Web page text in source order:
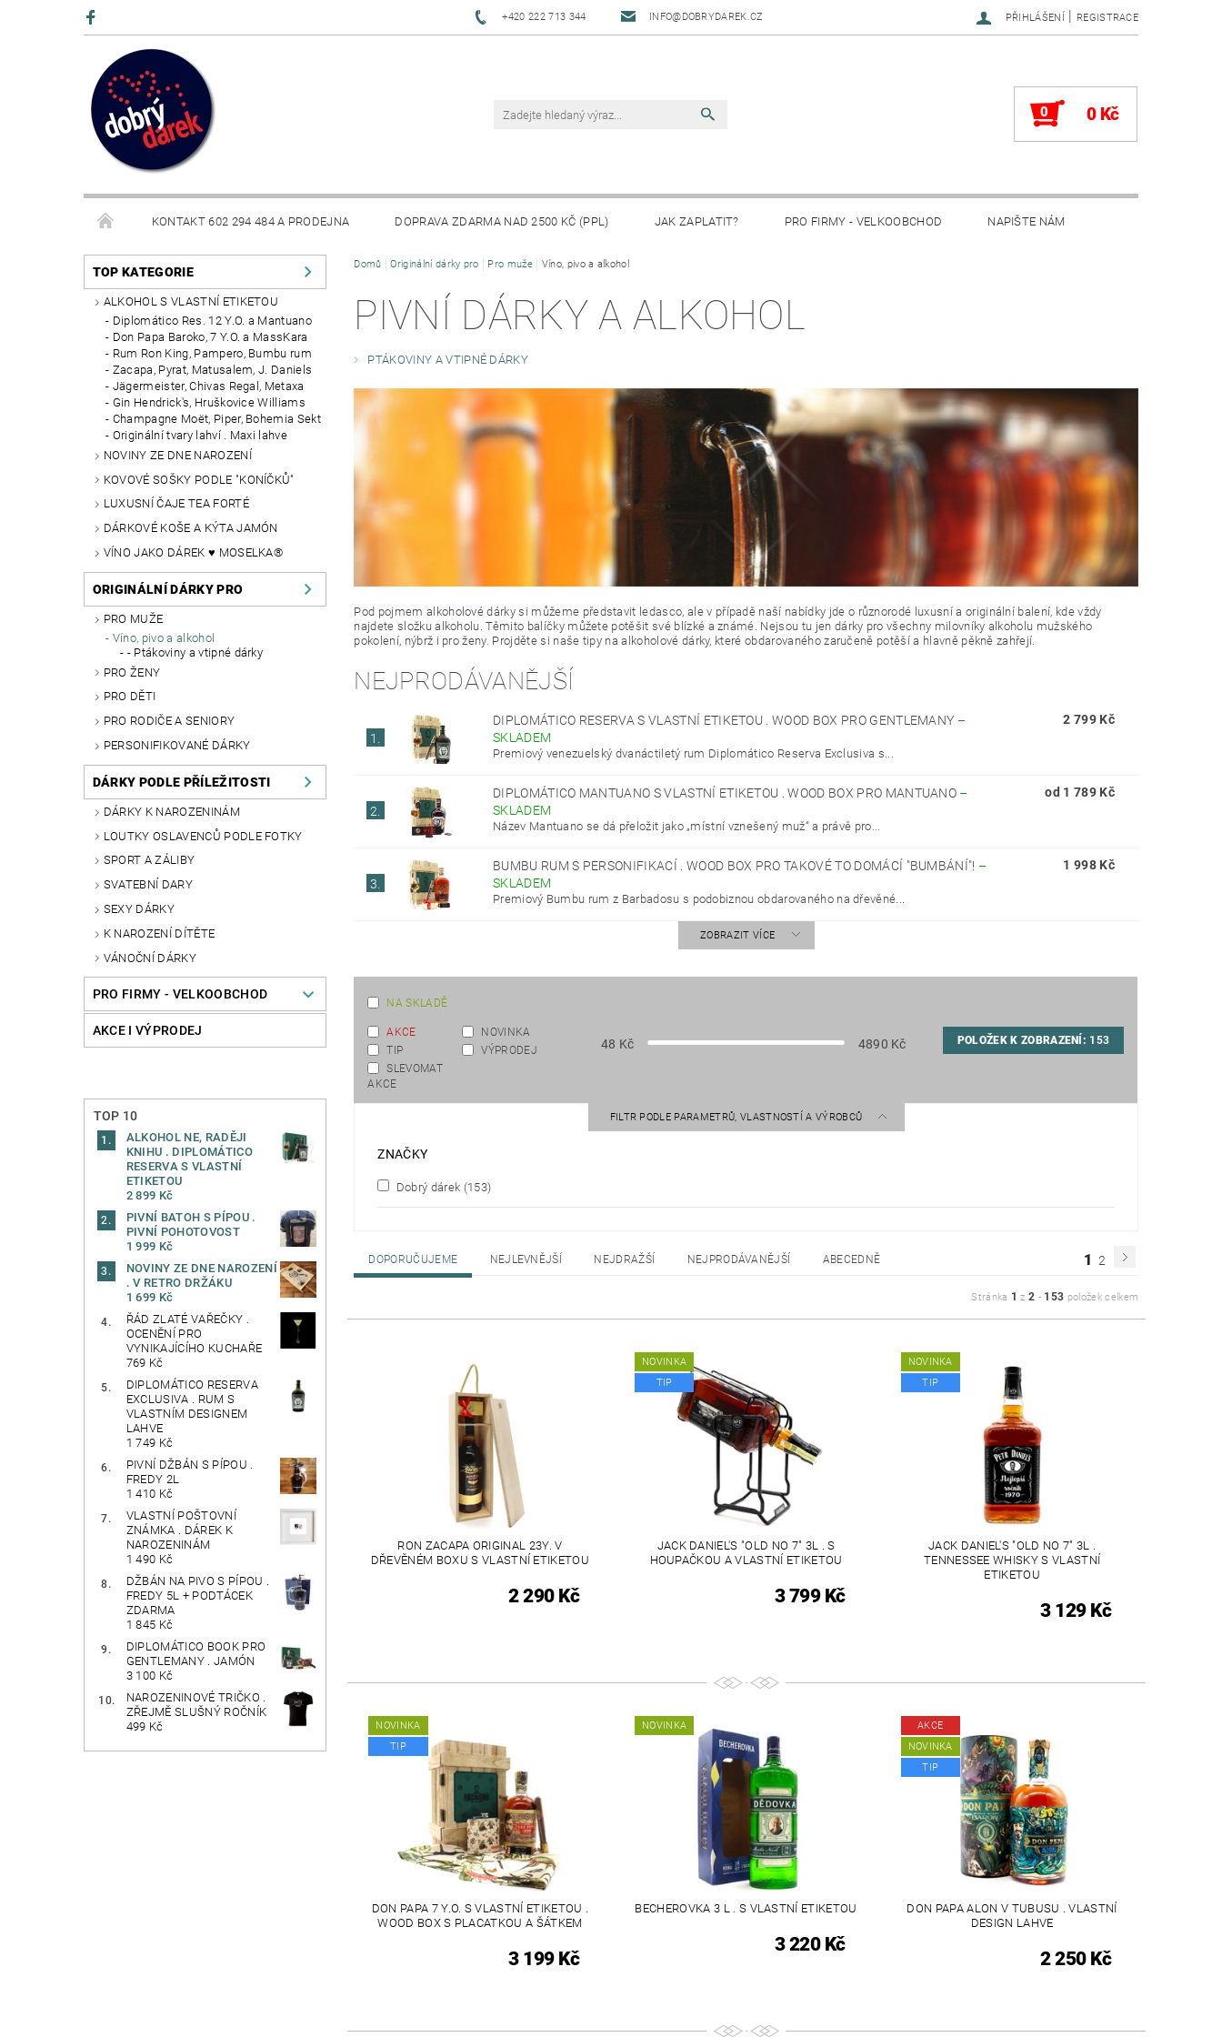
+420 222 713 344 INFO@DOBRYDAREK.CZ PŘIHLÁŠENÍ | REGISTRACE
0 0 Kč
KONTAKT 602 294 484 A PRODEJNA DOPRAVA ZDARMA NAD 2500 KČ (PPL) JAK ZAPLATIT? PRO FIRMY - VELKOOBCHOD NAPIŠTE NÁM
BLOG
TOP KATEGORIE
ALKOHOL S VLASTNÍ ETIKETOU
Diplomático Res. 12 Y.O. a Mantuano
Don Papa Baroko, 7 Y.O. a MassKara
Rum Ron King, Pampero, Bumbu rum
Zacapa, Pyrat, Matusalem, J. Daniels
Jägermeister, Chivas Regal, Metaxa
Gin Hendrick's, Hruškovice Williams
Champagne Moët, Piper, Bohemia Sekt
Originální tvary lahví . Maxi lahve
NOVINY ZE DNE NAROZENÍ
KOVOVÉ SOŠKY PODLE "KONÍČKŮ"
LUXUSNÍ ČAJE TEA FORTÉ
DÁRKOVÉ KOŠE A KÝTA JAMÓN
VÍNO JAKO DÁREK ♥ MOSELKA®
ORIGINÁLNÍ DÁRKY PRO
PRO MUŽE
Víno, pivo a alkohol
- Ptákoviny a vtipné dárky
PRO ŽENY
PRO DĚTI
PRO RODIČE A SENIORY
PERSONIFIKOVANÉ DÁRKY
DÁRKY PODLE PŘÍLEŽITOSTI
DÁRKY K NAROZENINÁM
LOUTKY OSLAVENCŮ PODLE FOTKY
SPORT A ZÁLIBY
SVATEBNÍ DARY
SEXY DÁRKY
K NAROZENÍ DÍTĚTE
VÁNOČNÍ DÁRKY
PRO FIRMY - VELKOOBCHOD
AKCE I VÝPRODEJ
TOP 10
ALKOHOL NE, RADĚJI
KNIHU . DIPLOMÁTICO
RESERVA S VLASTNÍ
ETIKETOU
2 899 Kč
PIVNÍ BATOH S PÍPOU .
PIVNÍ POHOTOVOST
1 999 Kč
NOVINY ZE DNE NAROZENÍ
. V RETRO DRŽÁKU
1 699 Kč
ŘÁD ZLATÉ VAŘEČKY .
OCENĚNÍ PRO
VYNIKAJÍCÍHO KUCHAŘE
769 Kč
DIPLOMÁTICO RESERVA
EXCLUSIVA . RUM S
VLASTNÍM DESIGNEM
LAHVE
1 749 Kč
PIVNÍ DŽBÁN S PÍPOU .
FREDY 2L
1 410 Kč
VLASTNÍ POŠTOVNÍ
ZNÁMKA . DÁREK K
NAROZENINÁM
1 490 Kč
DŽBÁN NA PIVO S PÍPOU .
FREDY 5L + PODTÁCEK
ZDARMA
1 845 Kč
DIPLOMÁTICO BOOK PRO
GENTLEMANY . JAMÓN
3 100 Kč
NAROZENINOVÉ TRIČKO .
ZŘEJMĚ SLUŠNÝ ROČNÍK
499 Kč
Domů Originální dárky pro Pro muže Víno, pivo a alkohol
PIVNÍ DÁRKY A ALKOHOL
PTÁKOVINY A VTIPNÉ DÁRKY
Pod pojmem alkoholové dárky si můžeme představit ledasco, ale v případě naší nabídky jde o různorodé luxusní a originální balení, kde vždy
najdete složku alkoholu. Těmito balíčky můžete potěšit své blízké a známé. Nejsou tu jen dárky pro všechny milovníky alkoholu mužského
pokolení, nýbrž i pro ženy. Projděte si naše tipy na alkoholové dárky, které obdarovaného zaručeně potěší a hlavně pěkně zahřejí.
NEJPRODÁVANĚJŠÍ
1.
DIPLOMÁTICO RESERVA S VLASTNÍ ETIKETOU . WOOD BOX PRO GENTLEMANY –
SKLADEM
Premiový venezuelský dvanáctiletý rum Diplomático Reserva Exclusiva s...
2 799 Kč
2.
DIPLOMÁTICO MANTUANO S VLASTNÍ ETIKETOU . WOOD BOX PRO MANTUANO –
SKLADEM
Název Mantuano se dá přeložit jako „místní vznešený muž“ a právě pro...
od 1 789 Kč
3.
BUMBU RUM S PERSONIFIKACÍ . WOOD BOX PRO TAKOVÉ TO DOMÁCÍ "BUMBÁNÍ"! –
SKLADEM
Premiový Bumbu rum z Barbadosu s podobiznou obdarovaného na dřevěné...
1 998 Kč
ZOBRAZIT VÍCE
NA SKLADĚ
AKCE
NOVINKA
TIP
VÝPRODEJ
SLEVOMAT
AKCE
48 Kč 4890 Kč POLOŽEK K ZOBRAZENÍ: 153
FILTR PODLE PARAMETRŮ, VLASTNOSTÍ A VÝROBCŮ
ZNAČKY
Dobrý dárek (153)
DOPORUČUJEME NEJLEVNĚJŠÍ NEJDRAŽŠÍ NEJPRODÁVANĚJŠÍ ABECEDNĚ 1 2
Stránka 1 z2 - 153 položek celkem
RON ZACAPA ORIGINAL 23Y. V
DŘEVĚNÉM BOXU S VLASTNÍ ETIKETOU
2 290 Kč
NOVINKA
TIP
JACK DANIEL'S "OLD NO 7" 3L . S
HOUPAČKOU A VLASTNÍ ETIKETOU
3 799 Kč
NOVINKA
TIP
JACK DANIEL'S "OLD NO 7" 3L .
TENNESSEE WHISKY S VLASTNÍ
ETIKETOU
3 129 Kč
NOVINKA
TIP
DON PAPA 7 Y.O. S VLASTNÍ ETIKETOU .
WOOD BOX S PLACATKOU A ŠÁTKEM
3 199 Kč
NOVINKA
BECHEROVKA 3 L . S VLASTNÍ ETIKETOU
3 220 Kč
AKCE
NOVINKA
TIP
DON PAPA ALON V TUBUSU . VLASTNÍ
DESIGN LAHVE
2 250 Kč